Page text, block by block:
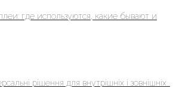
где используются, какие бывают и
рішення для внутрішніх і зовнішніх...